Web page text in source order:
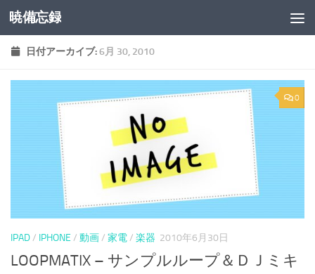
コンテンツへスキップ
暁備忘録
日付アーカイブ:6月 30, 2010
0
IPAD/ IPHONE / 動画/ 家電/ 楽器 2010年6月30日
LOOPMATIX – サンプルループ＆ＤＪミキ